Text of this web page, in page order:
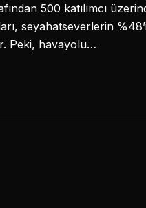
500 katılımcı
seyahatseverlerin
Peki, havayolu…